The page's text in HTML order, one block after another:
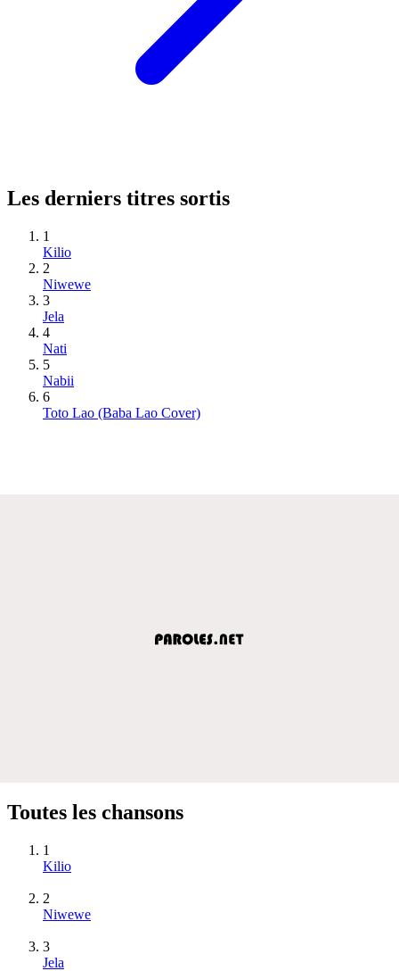
Les derniers titres sortis
1
Kilio
2
Niwewe
3
Jela
4
Nati
5
Nabii
6
Toto Lao (Baba Lao Cover)
Toutes les chansons
1
Kilio
2
Niwewe
3
Jela